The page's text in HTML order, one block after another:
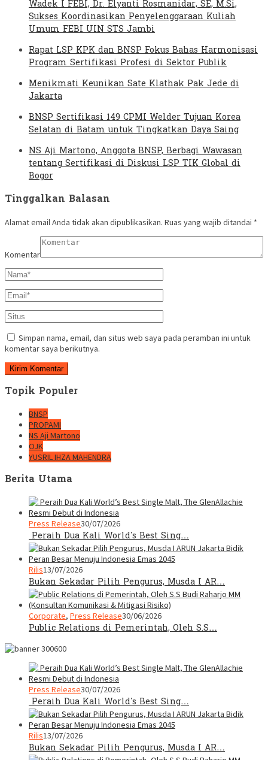
Wadek I FEBI, Dr. Elyanti Rosmanidar, SE, M.Si,
Sukses Koordinasikan Penyelenggaraan Kuliah
Umum FEBI UIN STS Jambi
Rapat LSP KPK dan BNSP Fokus Bahas Harmonisasi
Program Sertifikasi Profesi di Sektor Publik
Menikmati Keunikan Sate Klathak Pak Jede di
Jakarta
BNSP Sertifikasi 149 CPMI Welder Tujuan Korea
Selatan di Batam untuk Tingkatkan Daya Saing
NS Aji Martono, Anggota BNSP, Berbagi Wawasan
tentang Sertifikasi di Diskusi LSP TIK Global di
Bogor
Tinggalkan Balasan
Alamat email Anda tidak akan dipublikasikan. Ruas yang wajib ditandai *
Komentar
Simpan nama, email, dan situs web saya pada peramban ini untuk
komentar saya berikutnya.
Topik Populer
BNSP
PROPAMI
NS Aji Martono
OJK
YUSRIL IHZA MAHENDRA
Berita Utama
Press Release30/07/2026
Peraih Dua Kali World’s Best Sing…
Rilis13/07/2026
Bukan Sekadar Pilih Pengurus, Musda I AR…
Corporate, Press Release30/06/2026
Public Relations di Pemerintah, Oleh S.S…
Press Release30/07/2026
Peraih Dua Kali World’s Best Sing…
Rilis13/07/2026
Bukan Sekadar Pilih Pengurus, Musda I AR…